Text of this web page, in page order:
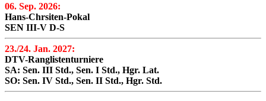
06. Sep. 2026:
Hans-Chrsiten-Pokal
SEN III-V D-S
23./24. Jan. 2027:
DTV-Ranglistenturniere
SA: Sen. III Std., Sen. I Std., Hgr. Lat.
SO: Sen. IV Std., Sen. II Std., Hgr. Std.